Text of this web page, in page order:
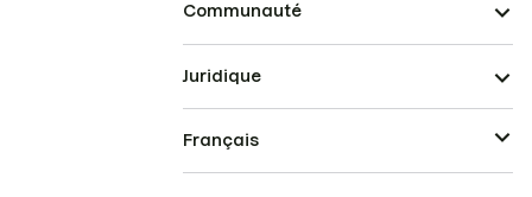
Communauté
Juridique
Français